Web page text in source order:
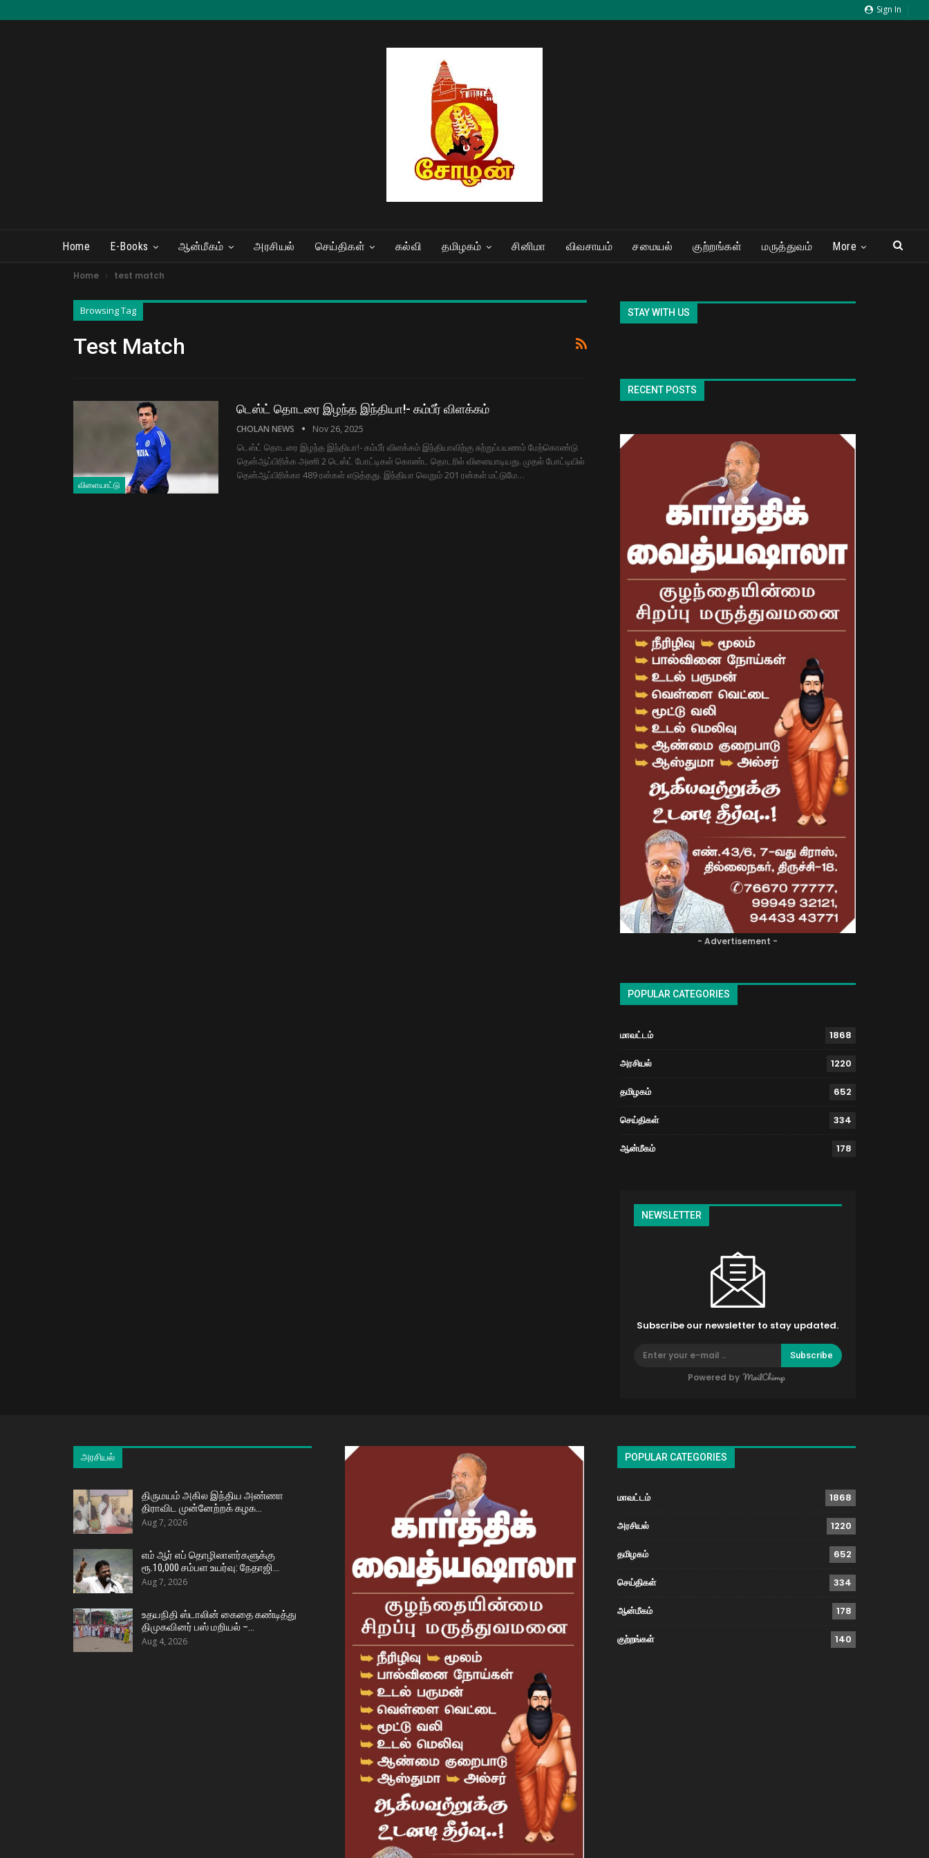
Sign In
Home E-Books ஆன்மீகம் அரசியல் செய்திகள் கல்வி தமிழகம் சினிமா விவசாயம் சமையல் குற்றங்கள் மருத்துவம் More
Home test match
Browsing Tag
Test Match
விளையாட்டு
டெஸ்ட் தொடரை இழந்த இந்தியா!- கம்பீர் விளக்கம்
CHOLAN NEWS Nov 26, 2025
டெஸ்ட் தொடரை இழந்த இந்தியா!- கம்பீர் விளக்கம் இந்தியாவிற்கு சுற்றுப்பயணம் மேற்கொண்டு
தென்ஆப்பிரிக்க அணி 2 டெஸ்ட் போட்டிகள் கொண்ட தொடரில் விளையாடியது. முதல் போட்டியில்
தென்ஆப்பிரிக்கா 489 ரன்கள் எடுத்தது. இந்தியா வெறும் 201 ரன்கள் மட்டுமே…
STAY WITH US
RECENT POSTS
- Advertisement -
POPULAR CATEGORIES
மாவட்டம் 1868
அரசியல் 1220
தமிழகம் 652
செய்திகள் 334
ஆன்மீகம் 178
NEWSLETTER
Subscribe our newsletter to stay updated.
Subscribe
Powered by
அரசியல்
திருமயம் அகில இந்திய அண்ணா
திராவிட முன்னேற்றக் கழக…
Aug 7, 2026
எம் ஆர் எப் தொழிலாளர்களுக்கு
ரூ.10,000 சம்பள உயர்வு: நேதாஜி…
Aug 7, 2026
உதயநிதி ஸ்டாலின் கைதை கண்டித்து
திமுகவினர் பஸ் மறியல் –…
Aug 4, 2026
POPULAR CATEGORIES
மாவட்டம் 1868
அரசியல் 1220
தமிழகம் 652
செய்திகள் 334
ஆன்மீகம் 178
குற்றங்கள் 140